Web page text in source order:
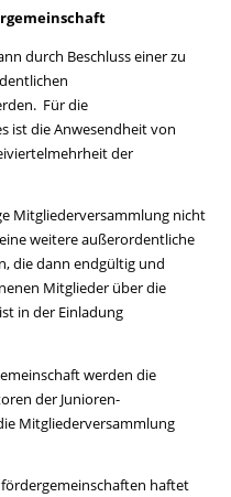
durch Beschluss einer zu
Für die
ist die Anwesendheit von
der
Mitgliederversammlung nicht
weitere außerordentliche
die dann endgültig und
Mitglieder über die
in der Einladung
werden die
der Junioren-
Mitgliederversammlung
haftet